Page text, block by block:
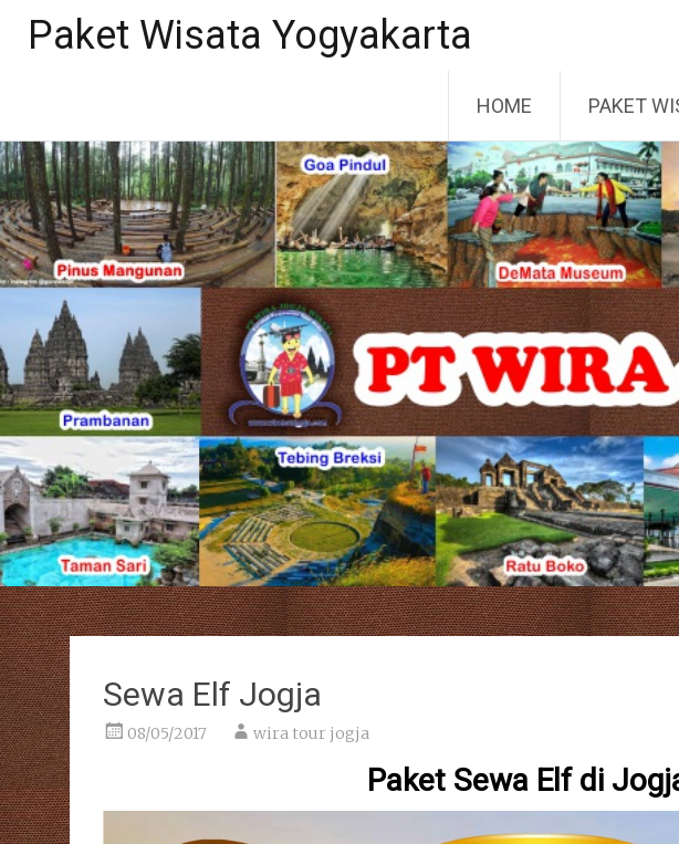
Paket Wisata Yogyakarta
HOME PAKET
Sewa Elf Jogja
08/05/2017 wira tour jogja
Paket Sewa Elf di